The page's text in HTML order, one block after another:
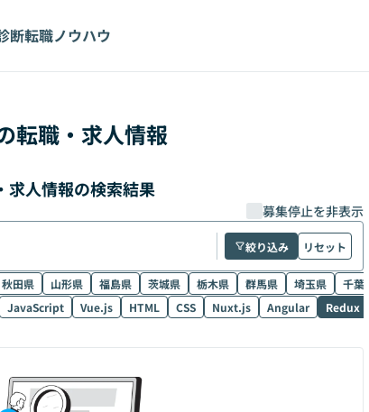
断転職ノウハウ
転職・求人情報
求人情報の検索結果
募集停止を非表示
絞り込み リセット
秋田県 山形県 福島県 茨城県 栃木県 群馬県 埼玉県 千葉県
JavaScript Vue.js HTML CSS Nuxt.js Angular Redux